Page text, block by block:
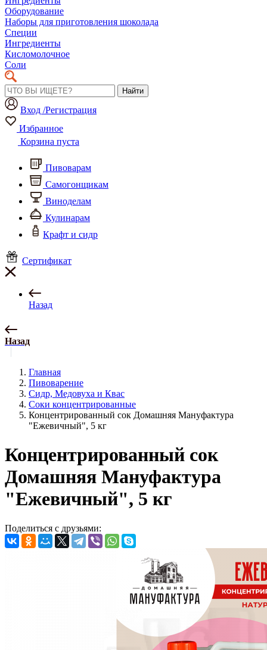
Оборудование
Наборы для приготовления шоколада
Специи
Ингредиенты
Кисломолочное
Соли
Найти
Вход /Регистрация
Избранное
Корзина пуста
Пивоварам
Самогонщикам
Виноделам
Кулинарам
Крафт и сидр
Сертификат
Назад
Назад
Главная
Пивоварение
Сидр, Медовуха и Квас
Соки концентрированные
Концентрированный сок Домашняя Мануфактура
"Ежевичный", 5 кг
Концентрированный сок
Домашняя Мануфактура
"Ежевичный", 5 кг
Поделиться с друзьями: